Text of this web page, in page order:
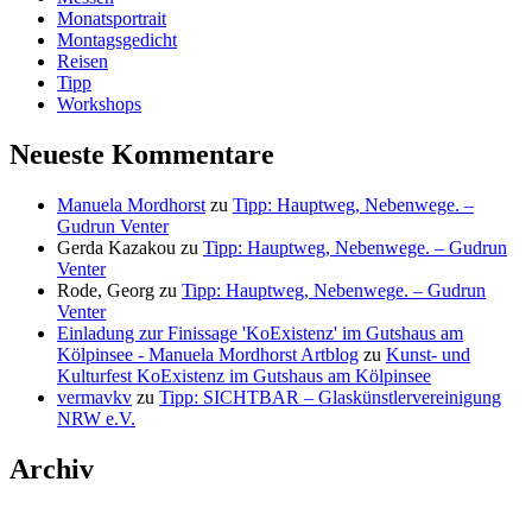
Monatsportrait
Montagsgedicht
Reisen
Tipp
Workshops
Neueste Kommentare
Manuela Mordhorst zu Tipp: Hauptweg, Nebenwege. –
Gudrun Venter
Gerda Kazakou zu Tipp: Hauptweg, Nebenwege. – Gudrun
Venter
Rode, Georg zu Tipp: Hauptweg, Nebenwege. – Gudrun
Venter
Einladung zur Finissage 'KoExistenz' im Gutshaus am
Kölpinsee - Manuela Mordhorst Artblog zu Kunst- und
Kulturfest KoExistenz im Gutshaus am Kölpinsee
vermavkv zu Tipp: SICHTBAR – Glaskünstlervereinigung
NRW e.V.
Archiv